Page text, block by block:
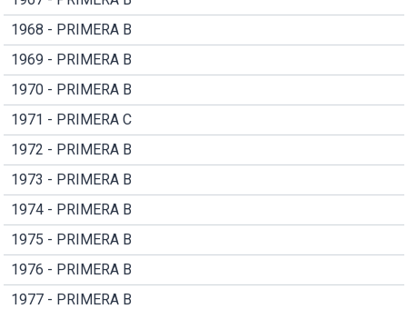
1968 - PRIMERA B
1969 - PRIMERA B
1970 - PRIMERA B
1971 - PRIMERA C
1972 - PRIMERA B
1973 - PRIMERA B
1974 - PRIMERA B
1975 - PRIMERA B
1976 - PRIMERA B
1977 - PRIMERA B